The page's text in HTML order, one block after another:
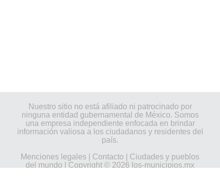
Nuestro sitio no está afiliado ni patrocinado por
ninguna entidad gubernamental de México. Somos
una empresa independiente enfocada en brindar
información valiosa a los ciudadanos y residentes del
país.
Menciones legales
Contacto
Ciudades y pueblos
del mundo | Copyright © 2026 los-municipios.mx